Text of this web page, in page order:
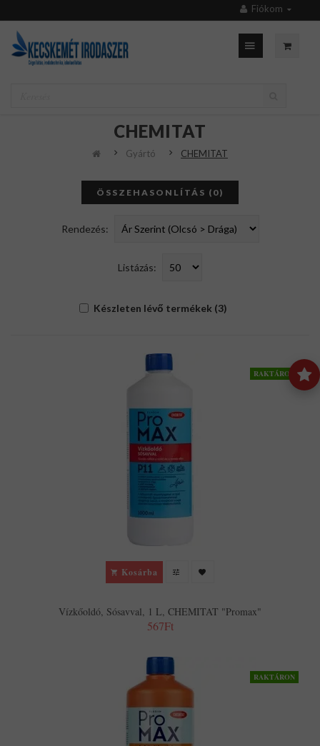
Fiókom
CHEMITAT
Gyártó CHEMITAT
ÖSSZEHASONLÍTÁS (0)
Rendezés:
Listázás:
Készleten lévő termékek (3)
RAKTÁRON
Kosárba
Vízkőoldó, Sósavval, 1 L, CHEMITAT "Promax"
567Ft
RAKTÁRON